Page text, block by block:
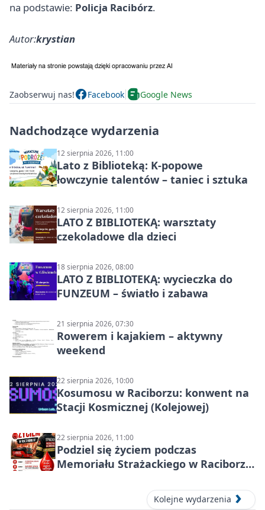
na podstawie: Policja Racibórz.
Autor:krystian
Zaobserwuj nas! Facebook Google News
Nadchodzące wydarzenia
12 sierpnia 2026, 11:00
Lato z Biblioteką: K-popowe
łowczynie talentów – taniec i sztuka
12 sierpnia 2026, 11:00
LATO Z BIBLIOTEKĄ: warsztaty
czekoladowe dla dzieci
18 sierpnia 2026, 08:00
LATO Z BIBLIOTEKĄ: wycieczka do
FUNZEUM – światło i zabawa
21 sierpnia 2026, 07:30
Rowerem i kajakiem – aktywny
weekend
22 sierpnia 2026, 10:00
Kosumosu w Raciborzu: konwent na
Stacji Kosmicznej (Kolejowej)
22 sierpnia 2026, 11:00
Podziel się życiem podczas
Memoriału Strażackiego w Raciborzu
Kolejne wydarzenia